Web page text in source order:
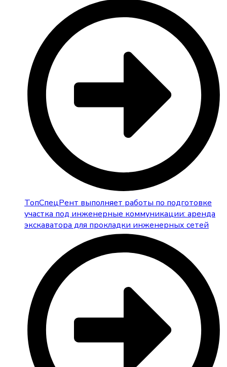
ТопСпецРент выполняет работы по подготовке
участка под инженерные коммуникации: аренда
экскаватора для прокладки инженерных сетей